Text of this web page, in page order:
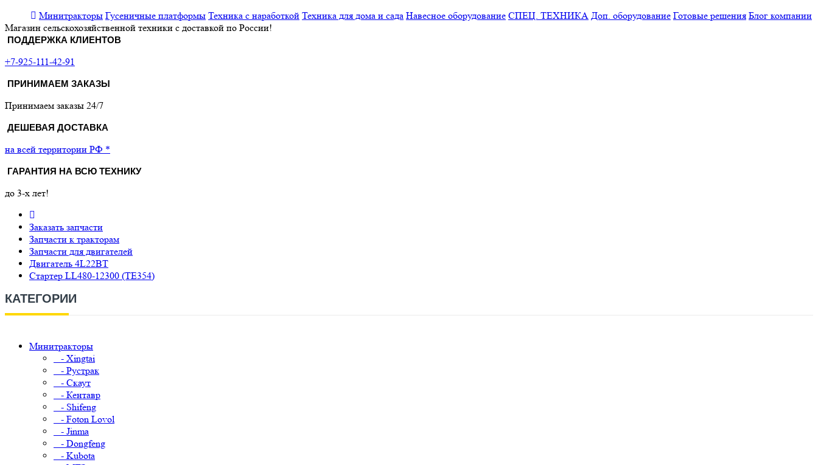
Минитракторы Гусеничные платформы Техника с наработкой Техника для дома и сада Навесное оборудование СПЕЦ. ТЕХНИКА Доп. оборудование Готовые решения Блог компании
Магазин сельскохозяйственной техники с доставкой по России!
ПОДДЕРЖКА КЛИЕНТОВ
+7-925-111-42-91
ПРИНИМАЕМ ЗАКАЗЫ
Принимаем заказы 24/7
ДЕШЕВАЯ ДОСТАВКА
на всей территории РФ *
ГАРАНТИЯ НА ВСЮ ТЕХНИКУ
до 3-х лет!
Заказать запчасти
Запчасти к тракторам
Запчасти для двигателей
Двигатель 4L22BT
Стартер LL480-12300 (TE354)
КАТЕГОРИИ
Минитракторы
- Xingtai
- Рустрак
- Скаут
- Кентавр
- Shifeng
- Foton Lovol
- Jinma
- Dongfeng
- Kubota